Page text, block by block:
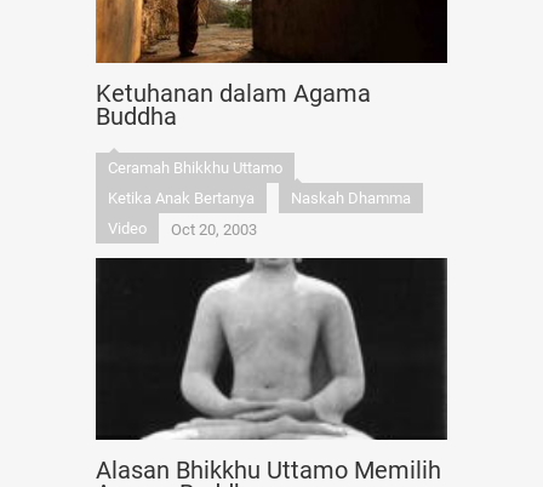
Ketuhanan dalam Agama
Buddha
Ceramah Bhikkhu Uttamo
Ketika Anak Bertanya
Naskah Dhamma
Video
Oct 20, 2003
Alasan Bhikkhu Uttamo Memilih